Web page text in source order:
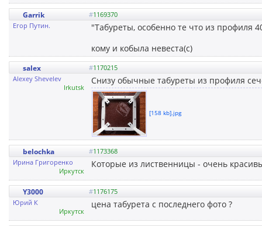
Garrik #1169370
Егор Путин.
"Табуреты, особенно те что из профиля
кому и кобыла невеста(с)
salex #1170215
Alexey Shevelev
Irkutsk
Снизу обычные табуреты из профиля
[158 kb].jpg
belochka #1173368
Ирина Григоренко
Иркутск
Которые из лиственницы - очень
Y3000 #1176175
Юрий К
Иркутск
цена табурета с последнего фото ?